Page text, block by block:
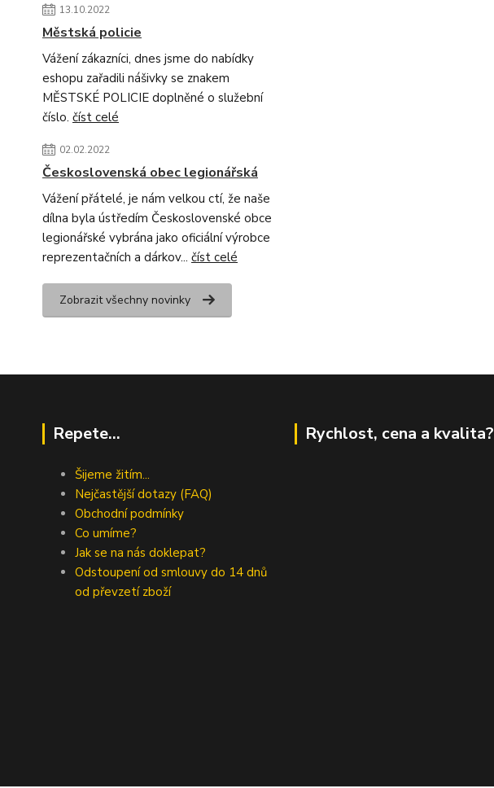
13.10.2022
Městská policie
Vážení zákazníci, dnes jsme do nabídky
eshopu zařadili nášivky se znakem
MĚSTSKÉ POLICIE doplněné o služební
číslo. číst celé
02.02.2022
Československá obec legionářská
Vážení přátelé, je nám velkou ctí, že naše
dílna byla ústředím Československé obce
legionářské vybrána jako oficiální výrobce
reprezentačních a dárkov... číst celé
Zobrazit všechny novinky
Repete...
Šijeme žitím...
Nejčastější dotazy (FAQ)
Obchodní podmínky
Co umíme?
Jak se na nás doklepat?
Odstoupení od smlouvy do 14 dnů
od převzetí zboží
Rychlost, cena a kvalita?